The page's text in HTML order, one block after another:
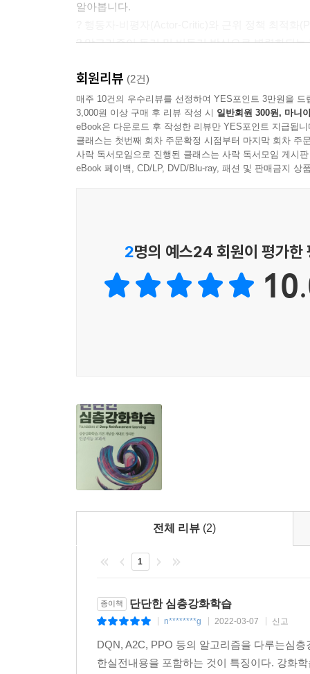
알아봅니다.
? 알고리즘이 동기 및 비동기 방식으로 병렬화되는
? 튜닝된 하이퍼파라미터를 사용한 결과를 통해
? 심층강화학습 환경의 설계 방법을 이해합니다.
회원리뷰 (2건)
매주 10건의 우수리뷰를 선정하여 YES포인트 3만원을 드
3,000원 이상 구매 후 리뷰 작성 시 일반회원 300원, 마니
eBook은 다운로드 후 작성한 리뷰만 YES포인트 지급됩니
클래스는 첫번째 회차 주문확정 시점부터 마지막 회차 주
사락 독서모임으로 진행된 클래스는 사락 독서모임 게시
eBook 페이백, CD/LP, DVD/Blu-ray, 패션 및 판매금지 상
2명의 예스24 회원이 평가한
전체 리뷰 (2)
1
종이책 단단한 심층강화학습
n********g 2022-03-07 신고
DQN, A2C, PPO 등의 알고리즘을 다루는심
한실전내용을 포함하는 것이 특징이다. 강화